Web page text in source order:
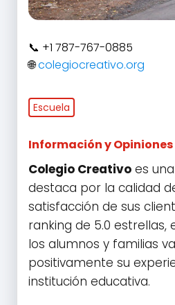
+1 787-767-0885
colegiocreativo.org
Escuela
Información y Opiniones
Colegio Creativo es una
destaca por la calidad
satisfacción de sus
ranking de 5.0 estrellas,
los alumnos y familias
positivamente su
institución educativa.